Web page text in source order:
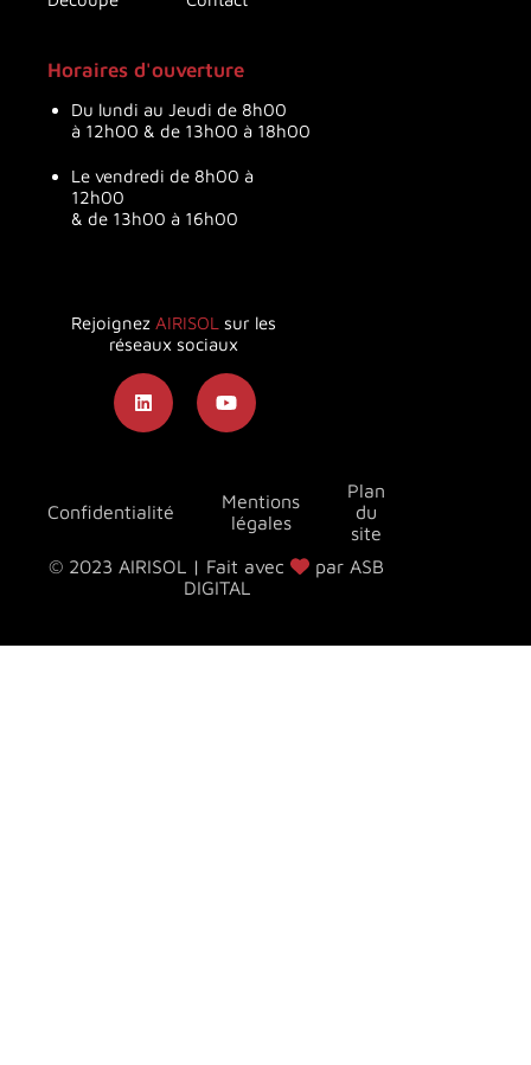
Horaires d'ouverture
Du lundi au Jeudi de 8h00
à 12h00 & de 13h00 à 18h00
Le vendredi de 8h00 à
12h00
& de 13h00 à 16h00
Confidentialité
Mentions
légales
Plan
du
site
© 2023 AIRISOL | Fait avec
par ASB
DIGITAL
Rejoignez AIRISOLsur les
réseaux sociaux